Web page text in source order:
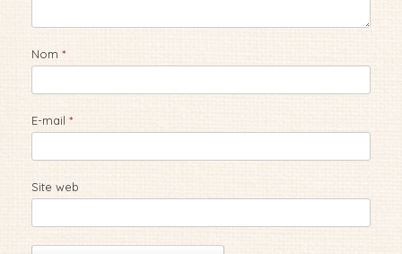
Nom *
E-mail *
Site web